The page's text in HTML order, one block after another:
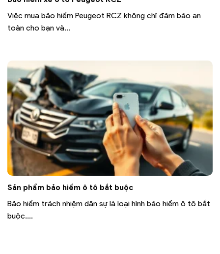
Việc mua bảo hiểm Peugeot RCZ không chỉ đảm bảo an
toàn cho bạn và...
Sản phẩm bảo hiểm ô tô bắt buộc
Bảo hiểm trách nhiệm dân sự là loại hình bảo hiểm ô tô bắt
buộc....